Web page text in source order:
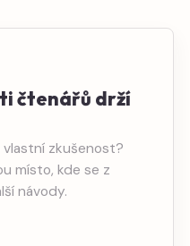
čtenářů drží
zkušenost?
místo, kde se z
návody.